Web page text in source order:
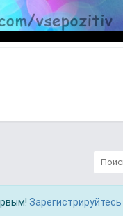
Зарегистрируйтесь